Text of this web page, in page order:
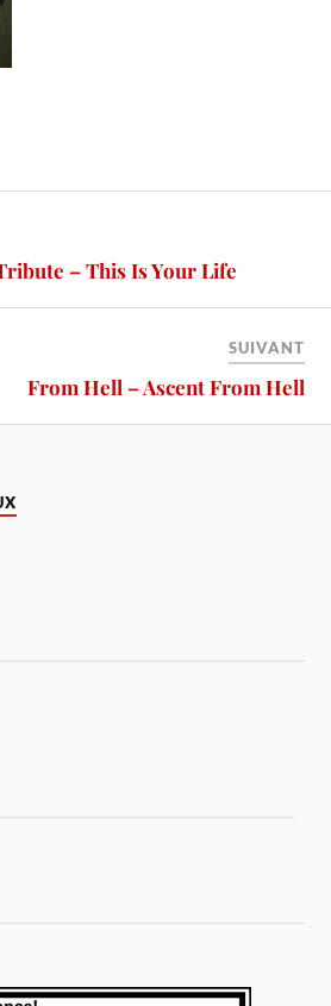
– This Is Your Life
SUIVANT
From Hell – Ascent From Hell